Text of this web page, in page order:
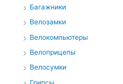
Багажники
Велозамки
Велокомпьютеры
Велоприцепы
Велосумки